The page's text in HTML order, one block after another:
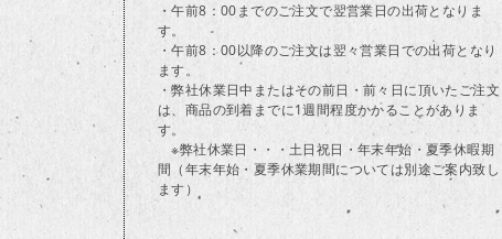
・午前8：00までのご注文で翌営業日の出荷となりま
す。
・午前8：00以降のご注文は翌々営業日での出荷となり
ます。
・弊社休業日中またはその前日・前々日に頂いたご注文
は、商品の到着までに1週間程度かかることがありま
す。
※弊社休業日・・・土日祝日・年末年始・夏季休暇期
間（年末年始・夏季休業期間については別途ご案内致し
ます）